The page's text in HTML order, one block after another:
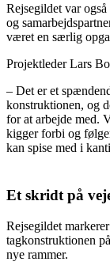
Rejsegildet var
og
været en særlig
Projektleder Lars
– Det er et
konstruktionen, og
for at arbejde med.
kigger forbi og
kan spise med i
Et skridt på
Rejsegildet
tagkonstruktionen
nye rammer.